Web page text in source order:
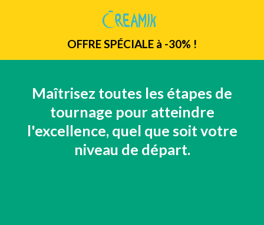
OFFRE SPÉCIALE à -30% !
Maîtrisez toutes les étapes de
tournage pour atteindre
l'excellence, quel que soit votre
niveau de départ.